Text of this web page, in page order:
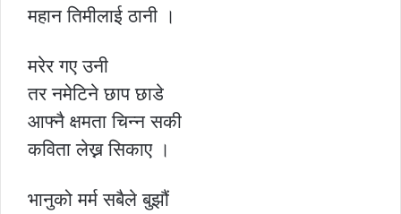
महान तिमीलाई ठानी ।
मरेर गए उनी
तर नमेटिने छाप छाडे
आफ्नै क्षमता चिन्न सकी
कविता लेख्न सिकाए ।
भानुको मर्म सबैले बुझौं